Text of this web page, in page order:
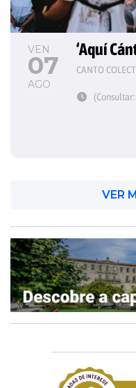
VEN
07
AGO
‘Aquí
VER